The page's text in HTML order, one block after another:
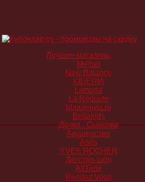
Лучшие магазины
Melbet
New Balance
KIDERIA
Lamoda
La Redoute
Младенец.ru
Bebakids
Дочки - Сыночки
Акушерство
Asos
YVES ROCHER
Детство-шоп
AllTime
Rendez Vous